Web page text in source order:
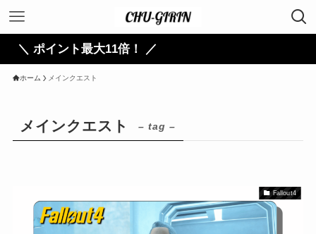
ポイント最大11倍！ ／
ホーム メインクエスト
メインクエスト – tag –
Fallout4